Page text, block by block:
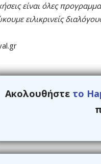
είναι όλες
ειλικρινείς
Ακολουθήστε το